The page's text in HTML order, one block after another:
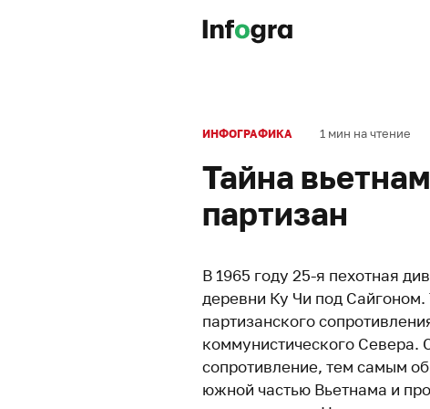
ИНФОГРАФИКА 1 мин на чтение
Тайна
партизан
В 1965 году 25-я пехотная
деревни Ку Чи под Сайгоном.
партизанского
коммунистического Севера.
сопротивление, тем самым
южной частью Вьетнама и